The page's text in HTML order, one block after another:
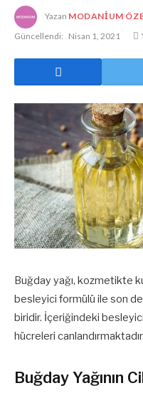
Yazan MODANIUM
Güncellendi: Nisan 1, 2021
Buğday yağı, kozmetikte
besleyici formülü ile son
biridir. İçeriğindeki
hücreleri canlandırmaktadır.
Buğday Yağının